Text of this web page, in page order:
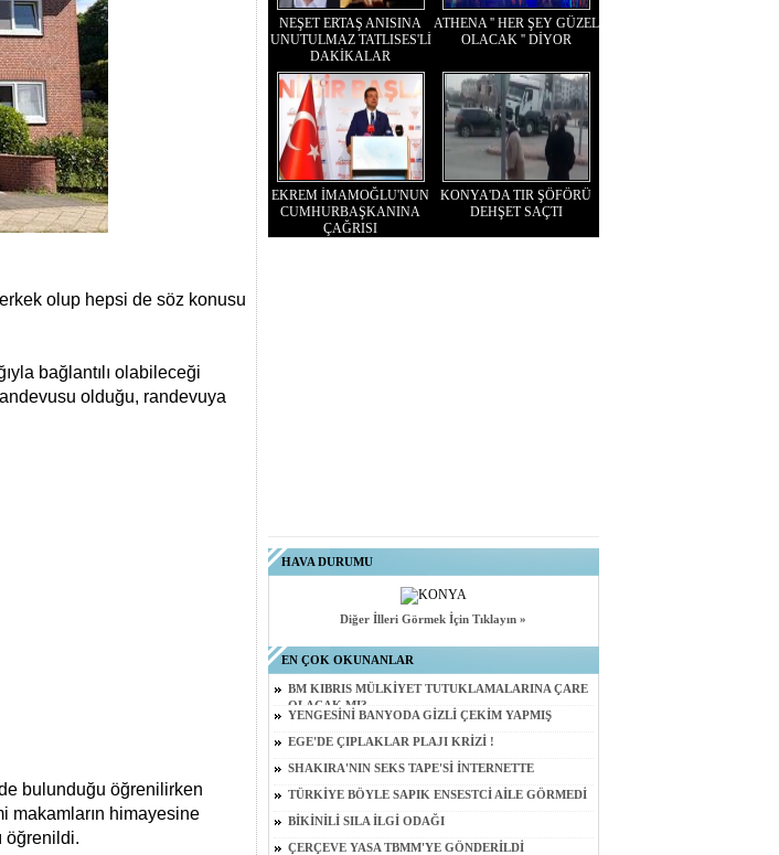
olup hepsi de söz konusu
bağlantılı olabileceği
olduğu, randevuya
bulunduğu öğrenilirken
makamların himayesine
öğrenildi.
NEŞET ERTAŞ ANISINA
UNUTULMAZ TATLISES'Lİ
DAKİKALAR
ATHENA '' HER ŞEY GÜZEL
OLACAK '' DİYOR
EKREM İMAMOĞLU'NUN
CUMHURBAŞKANINA
ÇAĞRISI
KONYA'DA TIR ŞÖFÖRÜ
DEHŞET SAÇTI
HAVA DURUMU
Diğer İlleri Görmek İçin Tıklayın »
EN ÇOK OKUNANLAR
BM KIBRIS MÜLKİYET TUTUKLAMALARINA ÇARE
OLACAK MI?
YENGESİNİ BANYODA GİZLİ ÇEKİM YAPMIŞ
EGE'DE ÇIPLAKLAR PLAJI KRİZİ !
SHAKIRA'NIN SEKS TAPE'Sİ İNTERNETTE
TÜRKİYE BÖYLE SAPIK ENSESTCİ AİLE GÖRMEDİ
BİKİNİLİ SILA İLGİ ODAĞI
ÇERÇEVE YASA TBMM'YE GÖNDERİLDİ